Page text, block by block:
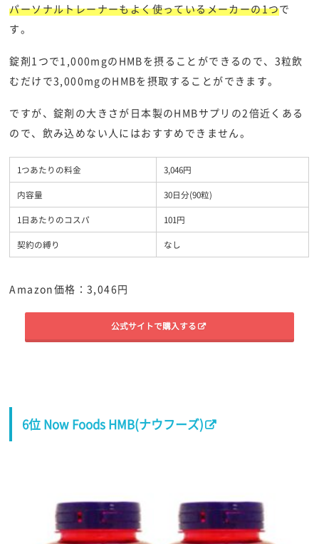
パーソナルトレーナーもよく使っているメーカーの1つで
す。
錠剤1つで1,000mgのHMBを摂ることができるので、3粒飲
むだけで3,000mgのHMBを摂取することができます。
ですが、錠剤の大きさが日本製のHMBサプリの2倍近くある
ので、飲み込めない人にはおすすめできません。
1つあたりの料金
3,046円
内容量
30日分(90粒)
1日あたりのコスパ
101円
契約の縛り
なし
Amazon価格：3,046円
公式サイトで購入する
6位 Now Foods HMB(ナウフーズ)